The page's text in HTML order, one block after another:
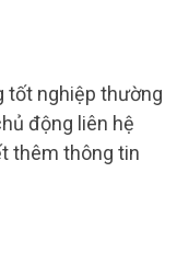
tốt nghiệp thường
động liên hệ
thêm thông tin